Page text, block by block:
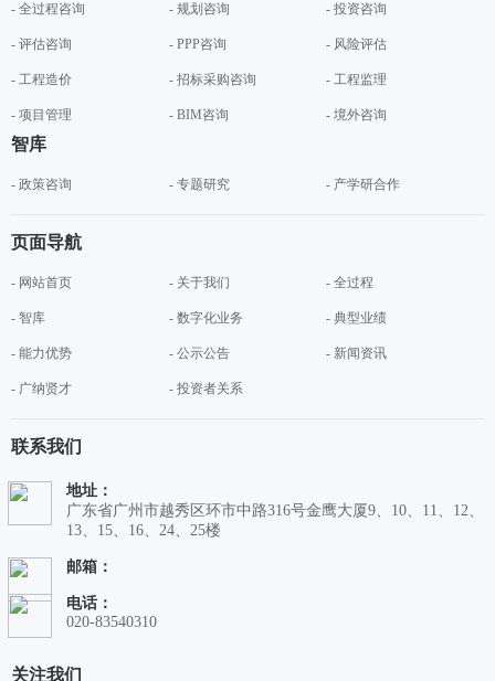
- 全过程咨询 - 规划咨询 - 投资咨询
- 评估咨询 - PPP咨询 - 风险评估
- 工程造价 - 招标采购咨询 - 工程监理
- 项目管理 - BIM咨询 - 境外咨询
智库
- 政策咨询 - 专题研究 - 产学研合作
页面导航
- 网站首页 - 关于我们 - 全过程
- 智库 - 数字化业务 - 典型业绩
- 能力优势 - 公示公告 - 新闻资讯
- 广纳贤才 - 投资者关系
联系我们
地址：
广东省广州市越秀区环市中路316号金鹰大厦9、10、11、12、
13、15、16、24、25楼
邮箱：
电话：
020-83540310
关注我们